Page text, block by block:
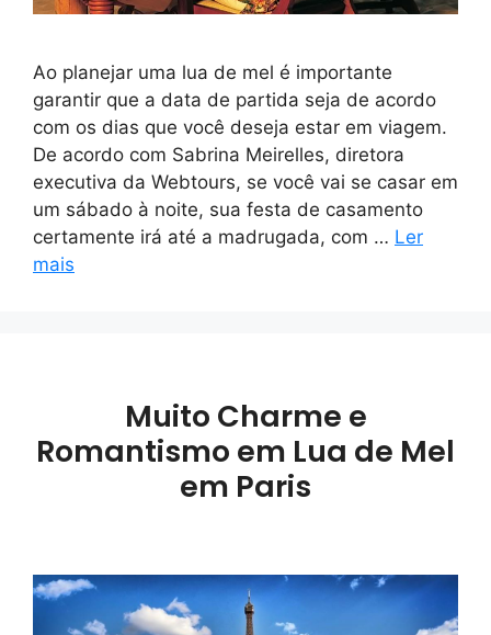
Ao planejar uma lua de mel é importante
garantir que a data de partida seja de acordo
com os dias que você deseja estar em viagem.
De acordo com Sabrina Meirelles, diretora
executiva da Webtours, se você vai se casar em
um sábado à noite, sua festa de casamento
certamente irá até a madrugada, com … Ler
mais
Muito Charme e
Romantismo em Lua de Mel
em Paris